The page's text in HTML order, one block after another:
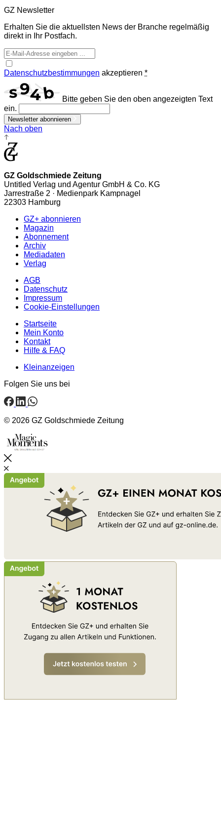
GZ Newsletter
Erhalten Sie die aktuellsten News der Branche regelmäßig
direkt in Ihr Postfach.
Datenschutzbestimmungen akzeptieren *
Bitte geben Sie den oben angezeigten Text
ein.
Newsletter abonnieren
Nach oben
GZ Goldschmiede Zeitung
Untitled Verlag und Agentur GmbH & Co. KG
Jarrestraße 2 · Medienpark Kampnagel
22303 Hamburg
GZ+ abonnieren
Magazin
Abonnement
Archiv
Mediadaten
Verlag
AGB
Datenschutz
Impressum
Cookie-Einstellungen
Startseite
Mein Konto
Kontakt
Hilfe & FAQ
Kleinanzeigen
Folgen Sie uns bei
© 2026 GZ Goldschmiede Zeitung
Schließen